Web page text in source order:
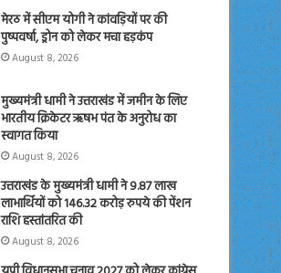
मेरठ में सीएम योगी ने कांवड़ियों पर की
पुष्पवर्षा, ड्रोन को लेकर मचा हड़कंप
August 8, 2026
मुख्यमंत्री धामी ने उत्तराखंड में जमीन के लिए
भारतीय क्रिकेटर ऋषभ पंत के अनुरोध का
स्वागत किया
August 8, 2026
उत्तराखंड के मुख्यमंत्री धामी ने 9.87 लाख
लाभार्थियों को 146.32 करोड़ रुपये की पेंशन
राशि हस्तांतरित की
August 8, 2026